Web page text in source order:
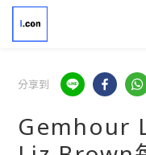
分享到
Gemhour